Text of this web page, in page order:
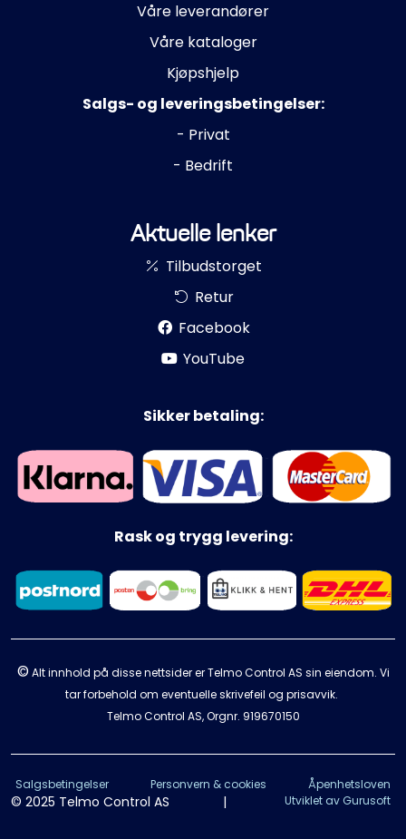
Våre leverandører
Våre kataloger
Kjøpshjelp
Salgs- og leveringsbetingelser:
- Privat
- Bedrift
Aktuelle lenker
Tilbudstorget
Retur
Facebook
YouTube
Sikker betaling:
Rask og trygg levering:
© Alt innhold på disse nettsider er Telmo Control AS sin eiendom. Vi
tar forbehold om eventuelle skrivefeil og prisavvik.
Telmo Control AS, Orgnr. 919670150
Salgsbetingelser Personvern & cookies Åpenhetsloven
© 2025 Telmo Control AS | Utviklet av Gurusoft